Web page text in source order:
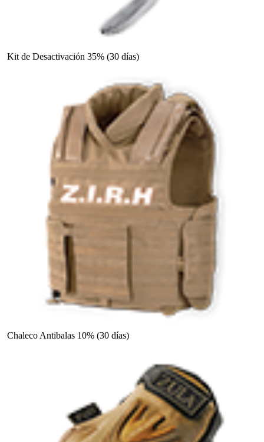
Kit de Desactivación 35% (30 días)
Chaleco Antibalas 10% (30 días)